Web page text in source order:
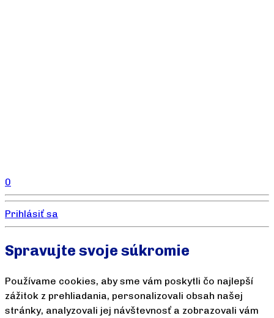
0
Prihlásiť sa
Spravujte svoje súkromie
Používame cookies, aby sme vám poskytli čo najlepší
zážitok z prehliadania, personalizovali obsah našej
stránky, analyzovali jej návštevnosť a zobrazovali vám